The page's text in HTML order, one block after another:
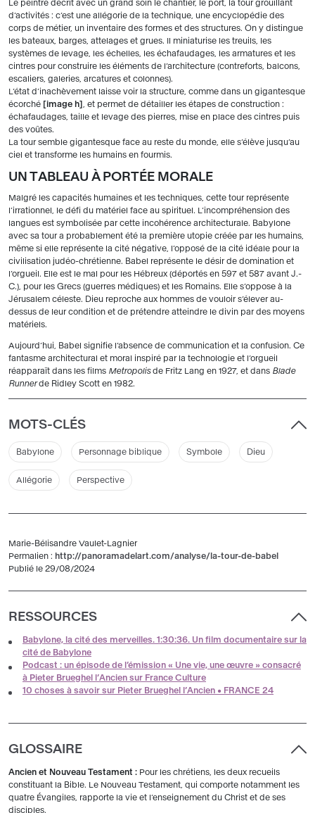
Le peintre décrit avec un grand soin le chantier, le port, la tour grouillant
d’activités : c’est une allégorie de la technique, une encyclopédie des
corps de métier, un inventaire des formes et des structures. On y distingue
les bateaux, barges, attelages et grues. Il miniaturise les treuils, les
systèmes de levage, les échelles, les échafaudages, les armatures et les
cintres pour construire les éléments de l’architecture (contreforts, balcons,
escaliers, galeries, arcatures et colonnes).
L’état d’inachèvement laisse voir la structure, comme dans un gigantesque
écorché
image h
, et permet de détailler les étapes de construction :
échafaudages, taille et levage des pierres, mise en place des cintres puis
des voûtes.
La tour semble gigantesque face au reste du monde, elle s’élève jusqu’au
ciel et transforme les humains en fourmis.
UN TABLEAU À PORTÉE MORALE
Malgré les capacités humaines et les techniques, cette tour représente
l’irrationnel, le défi du matériel face au spirituel. L’incompréhension des
langues est symbolisée par cette incohérence architecturale. Babylone
avec sa tour a probablement été la première utopie créée par les humains,
même si elle représente la cité négative, l’opposé de la cité idéale pour la
civilisation judéo-chrétienne. Babel représente le désir de domination et
l’orgueil. Elle est le mal pour les Hébreux (déportés en 597 et 587 avant J.-
C.), pour les Grecs (guerres médiques) et les Romains. Elle s’oppose à la
Jérusalem céleste. Dieu reproche aux hommes de vouloir s’élever au-
dessus de leur condition et de prétendre atteindre le divin par des moyens
matériels.
Aujourd’hui, Babel signifie l’absence de communication et la confusion. Ce
fantasme architectural et moral inspiré par la technologie et l’orgueil
réapparaît dans les films Metropolisde Fritz Lang en 1927, et dans Blade
Runnerde Ridley Scott en 1982.
MOTS-CLÉS
Babylone Personnage biblique Symbole Dieu
Allégorie Perspective
Marie-Bélisandre Vaulet-Lagnier
Permalien : http://panoramadelart.com/analyse/la-tour-de-babel
Publié le 29/08/2024
RESSOURCES
Babylone, la cité des merveilles. 1:30:36. Un film documentaire sur la
cité de Babylone
Podcast : un épisode de l’émission « Une vie, une œuvre » consacré
à Pieter Brueghel l’Ancien sur France Culture
10 choses à savoir sur Pieter Brueghel l’Ancien • FRANCE 24
GLOSSAIRE
Ancien et Nouveau Testament : Pour les chrétiens, les deux recueils
constituant la Bible. Le Nouveau Testament, qui comporte notamment les
quatre Évangiles, rapporte la vie et l’enseignement du Christ et de ses
disciples.